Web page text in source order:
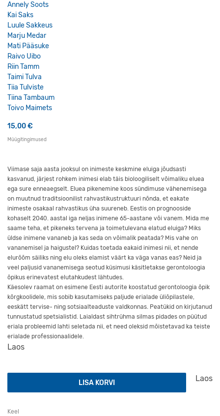
Annely Soots
Kai Saks
Luule Sakkeus
Marju Medar
Mati Pääsuke
Raivo Uibo
Riin Tamm
Taimi Tulva
Tiia Tulviste
Tiina Tambaum
Toivo Maimets
15,00€
Müügitingimused
Viimase saja aasta jooksul on inimeste keskmine eluiga jõudsasti
kasvanud, järjest rohkem inimesi elab täis bioloogiliselt võimaliku eluea
ega sure enneaegselt. Eluea pikenemine koos sündimuse vähenemisega
on muutnud traditsioonilist rahvastikustruktuuri nõnda, et eakate
inimeste osakaal rahvastikus üha suureneb. Eestis on prognooside
kohaselt 2040. aastal iga neljas inimene 65-aastane või vanem. Mida me
saame teha, et pikeneks tervena ja toimetulevana elatud eluiga? Miks
üldse inimene vananeb ja kas seda on võimalik peatada? Mis vahe on
vananemisel ja haigustel? Kuidas toetada eakaid inimesi nii, et nende
elurõõm säiliks ning elu oleks elamist väärt ka väga vanas eas? Neid ja
veel paljusid vananemisega seotud küsimusi käsitletakse gerontoloogia
õpikus erinevatest elutahkudest lähtudes.
Käesolev raamat on esimene Eesti autorite koostatud gerontoloogia õpik
kõrgkoolidele, mis sobib kasutamiseks paljude erialade üliõpilastele,
eeskätt tervise- ning sotsiaalteaduste valdkonnas. Peatükid on kirjutanud
tunnustatud spetsialistid. Laialdast sihtrühma silmas pidades on püütud
eriala probleemid lahti seletada nii, et need oleksid mõistetavad ka teiste
erialade professionaalidele.
Laos
Laos
Gerontoloogia kogus
LISA KORVI
Keel